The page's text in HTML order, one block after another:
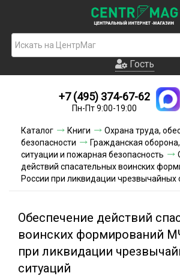
Гость
Новинки
Условия доставки
Условия оплаты
Контакты
Гость
+7 (495) 374-67-62
Пн-Пт 9:00-19:00
Каталог Книги
Охрана труда,
безопасности
Гражданская
ситуации и пожарная безопасность
действий спасательных воинских
России при ликвидации чрезвычайных
Обеспечение действий
воинских формирований
при ликвидации
ситуаций